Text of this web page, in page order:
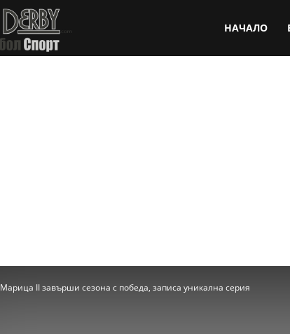
НАЧАЛО
Марица II завърши сезона с победа, записа уникална серия